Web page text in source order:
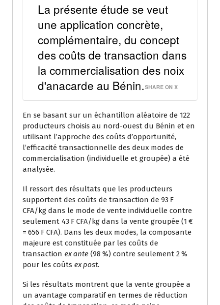
La présente étude se veut
une application concrète,
complémentaire, du concept
des coûts de transaction dans
la commercialisation des noix
d'anacarde au Bénin.SHARE ON X
En se basant sur un échantillon aléatoire de 122
producteurs choisis au nord-ouest du Bénin et en
utilisant l’approche des coûts d’opportunité,
l’efficacité transactionnelle des deux modes de
commercialisation (individuelle et groupée) a été
analysée.
Il ressort des résultats que les producteurs
supportent des coûts de transaction de 93 F
CFA/kg dans le mode de vente individuelle contre
seulement 43 F CFA/kg dans la vente groupée (1 €
= 656 F CFA). Dans les deux modes, la composante
majeure est constituée par les coûts de
transaction ex ante (98 %) contre seulement 2 %
pour les coûts ex post.
Si les résultats montrent que la vente groupée a
un avantage comparatif en termes de réduction